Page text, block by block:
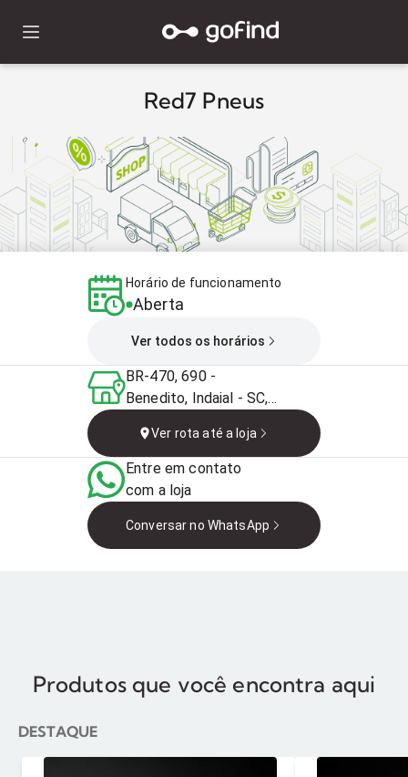
Red7 Pneus
Horário de funcionamento
Aberta
Ver todos os horários
BR-470, 690 -
Benedito, Indaial - SC,
Ver rota até a loja
Entre em contato
com a loja
Conversar no WhatsApp
Produtos que você encontra aqui
DESTAQUE